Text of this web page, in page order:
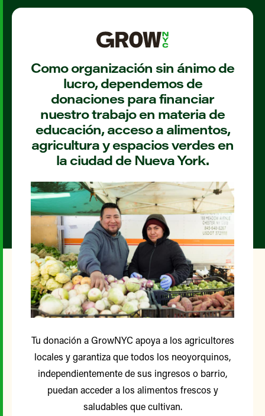
Como organización sin ánimo de
lucro, dependemos de
donaciones para financiar
nuestro trabajo en materia de
educación, acceso a alimentos,
agricultura y espacios verdes en
la ciudad de Nueva York.
Tu donación a GrowNYC apoya a los agricultores
locales y garantiza que todos los neoyorquinos,
independientemente de sus ingresos o barrio,
puedan acceder a los alimentos frescos y
saludables que cultivan.